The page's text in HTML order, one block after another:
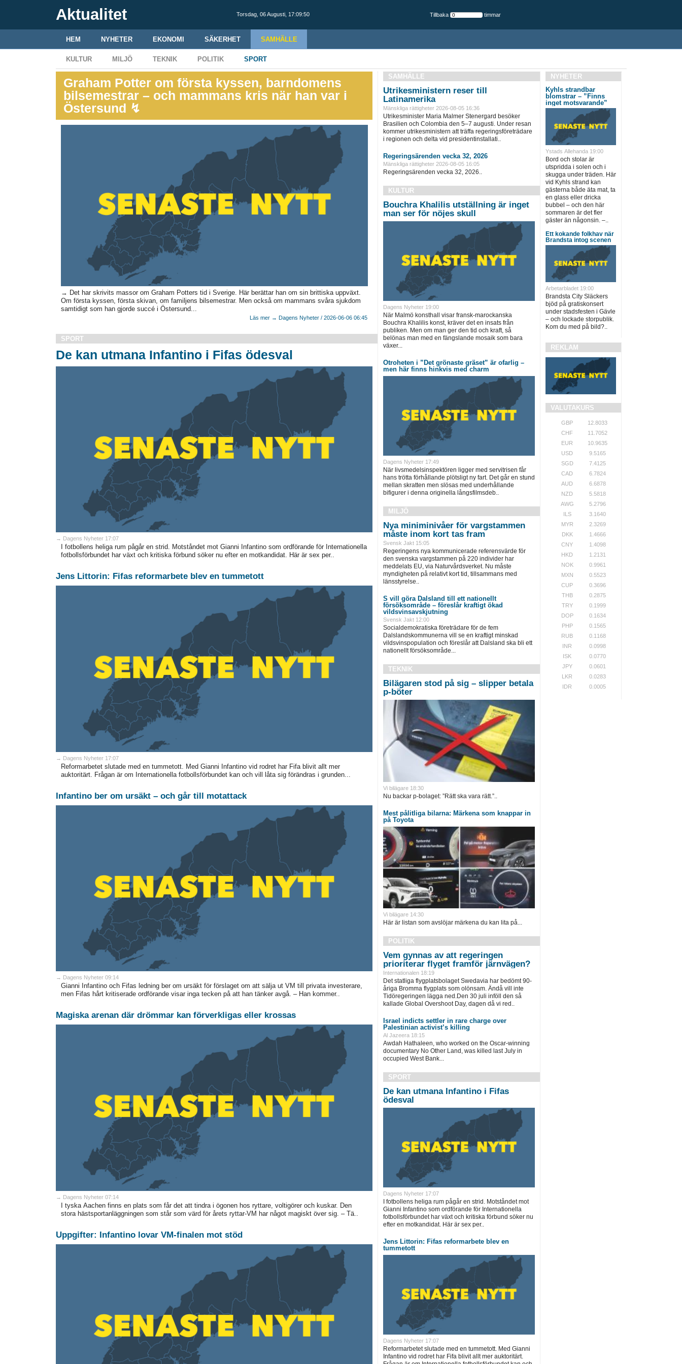
Aktualitet Torsdag, 06 Augusti, 17:09:51 Tillbaka timmar
HEM NYHETER EKONOMI SÄKERHET SAMHÄLLE
KULTUR MILJÖ TEKNIK POLITIK SPORT
Graham Potter om första kyssen, barndomens
bilsemestrar – och mammans kris när han var i
Östersund ↯
→ Det har skrivits massor om Graham Potters tid i Sverige. Här berättar han om sin brittiska uppväxt.
Om första kyssen, första skivan, om familjens bilsemestrar. Men också om mammans svåra sjukdom
samtidigt som han gjorde succé i Östersund...
Läs mer → Dagens Nyheter / 2026-06-06 06:45
SPORT
De kan utmana Infantino i Fifas ödesval
→ Dagens Nyheter 17:07
I fotbollens heliga rum pågår en strid. Motståndet mot Gianni Infantino som ordförande för Internationella
fotbollsförbundet har växt och kritiska förbund söker nu efter en motkandidat. Här är sex per..
Jens Littorin: Fifas reformarbete blev en tummetott
→ Dagens Nyheter 17:07
Reformarbetet slutade med en tummetott. Med Gianni Infantino vid rodret har Fifa blivit allt mer
auktoritärt. Frågan är om Internationella fotbollsförbundet kan och vill låta sig förändras i grunden...
Infantino ber om ursäkt – och går till motattack
→ Dagens Nyheter 09:14
Gianni Infantino och Fifas ledning ber om ursäkt för förslaget om att sälja ut VM till privata investerare,
men Fifas hårt kritiserade ordförande visar inga tecken på att han tänker avgå. – Han kommer..
Magiska arenan där drömmar kan förverkligas eller krossas
→ Dagens Nyheter 07:14
I tyska Aachen finns en plats som får det att tindra i ögonen hos ryttare, voltigörer och kuskar. Den
stora hästsportanläggningen som står som värd för årets ryttar-VM har något magiskt över sig. – Tä..
Uppgifter: Infantino lovar VM-finalen mot stöd
SAMHÄLLE
Utrikesministern reser till
Latinamerika
Mänskliga rättigheter 2026-08-05 16:36
Utrikesminister Maria Malmer Stenergard besöker
Brasilien och Colombia den 5–7 augusti. Under resan
kommer utrikesministern att träffa regeringsföreträdare
i regionen och delta vid presidentinstallati..
Regeringsärenden vecka 32, 2026
Mänskliga rättigheter 2026-08-05 16:05
Regeringsärenden vecka 32, 2026..
KULTUR
Bouchra Khalilis utställning är inget
man ser för nöjes skull
Dagens Nyheter 19:00
När Malmö konsthall visar fransk-marockanska
Bouchra Khalilis konst, kräver det en insats från
publiken. Men om man ger den tid och kraft, så
belönas man med en fängslande mosaik som bara
växer...
Otroheten i ”Det grönaste gräset” är ofarlig –
men här finns hinkvis med charm
Dagens Nyheter 17:49
När livsmedelsinspektören ligger med servitrisen får
hans trötta förhållande plötsligt ny fart. Det går en stund
mellan skratten men slösas med underhållande
bifigurer i denna originella långsfilmsdeb..
MILJÖ
Nya miniminivåer för vargstammen
måste inom kort tas fram
Svensk Jakt 15:05
Regeringens nya kommunicerade referensvärde för
den svenska vargstammen på 220 individer har
meddelats EU, via Naturvårdsverket. Nu måste
myndigheten på relativt kort tid, tillsammans med
länsstyrelse..
S vill göra Dalsland till ett nationellt
försöksområde – föreslår kraftigt ökad
vildsvinsavskjutning
Svensk Jakt 12:00
Socialdemokratiska företrädare för de fem
Dalslandskommunerna vill se en kraftigt minskad
vildsvinspopulation och föreslår att Dalsland ska bli ett
nationellt försöksområde...
TEKNIK
Bilägaren stod på sig – slipper betala
p-böter
Vi bilägare 18:30
Nu backar p-bolaget: ”Rätt ska vara rätt.”..
Mest pålitliga bilarna: Märkena som knappar in
på Toyota
Vi bilägare 14:30
Här är listan som avslöjar märkena du kan lita på...
POLITIK
Vem gynnas av att regeringen
prioriterar flyget framför järnvägen?
Internationalen 18:19
Det statliga flygplatsbolaget Swedavia har bedömt 90-
åriga Bromma flygplats som olönsam. Ändå vill inte
Tidöregeringen lägga ned.Den 30 juli inföll den så
kallade Global Overshoot Day, dagen då vi red..
Israel indicts settler in rare charge over
Palestinian activist’s killing
Al Jazeera 18:15
Awdah Hathaleen, who worked on the Oscar-winning
documentary No Other Land, was killed last July in
occupied West Bank...
SPORT
De kan utmana Infantino i Fifas
ödesval
Dagens Nyheter 17:07
I fotbollens heliga rum pågår en strid. Motståndet mot
Gianni Infantino som ordförande för Internationella
fotbollsförbundet har växt och kritiska förbund söker nu
efter en motkandidat. Här är sex per..
Jens Littorin: Fifas reformarbete blev en
tummetott
Dagens Nyheter 17:07
Reformarbetet slutade med en tummetott. Med Gianni
Infantino vid rodret har Fifa blivit allt mer auktoritärt.
NYHETER
Kyhls strandbar
blomstrar – ”Finns
inget motsvarande”
Ystads Allehanda 19:00
Bord och stolar är
utspridda i solen och i
skugga under träden. Här
vid Kyhls strand kan
gästerna både äta mat, ta
en glass eller dricka
bubbel – och den här
sommaren är det fler
gäster än någonsin. –..
Ett kokande folkhav när
Brandsta intog scenen
Arbetarbladet 19:00
Brandsta City Släckers
bjöd på gratiskonsert
under stadsfesten i Gävle
– och lockade storpublik.
Kom du med på bild?..
REKLAM
VALUTAKURS
GBP
12.8033
CHF
11.7052
EUR
10.9635
USD
9.5165
SGD
7.4125
CAD
6.7824
AUD
6.6878
NZD
5.5818
AWG
5.2796
ILS
3.1640
MYR
2.3269
DKK
1.4666
CNY
1.4098
HKD
1.2131
NOK
0.9961
MXN
0.5523
CUP
0.3696
THB
0.2875
TRY
0.1999
DOP
0.1634
PHP
0.1565
RUB
0.1168
INR
0.0998
ISK
0.0770
JPY
0.0601
LKR
0.0283
IDR
0.0005